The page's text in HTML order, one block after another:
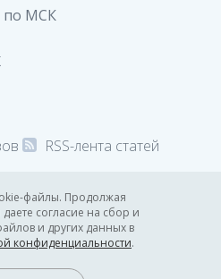
файлы. Продолжая
согласие на сбор и
и других данных в
конфиденциальности.
по МСК
RSS-лента статей
защищены.
8.08.2026